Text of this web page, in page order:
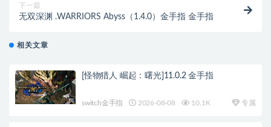
下一篇
无双深渊 .WARRIORS Abyss（1.4.0）金手指 金手指
相关文章
[怪物猎人 崛起：曙光]11.0.2 金手指
switch金手指 2026-08-08 10.1K 专属